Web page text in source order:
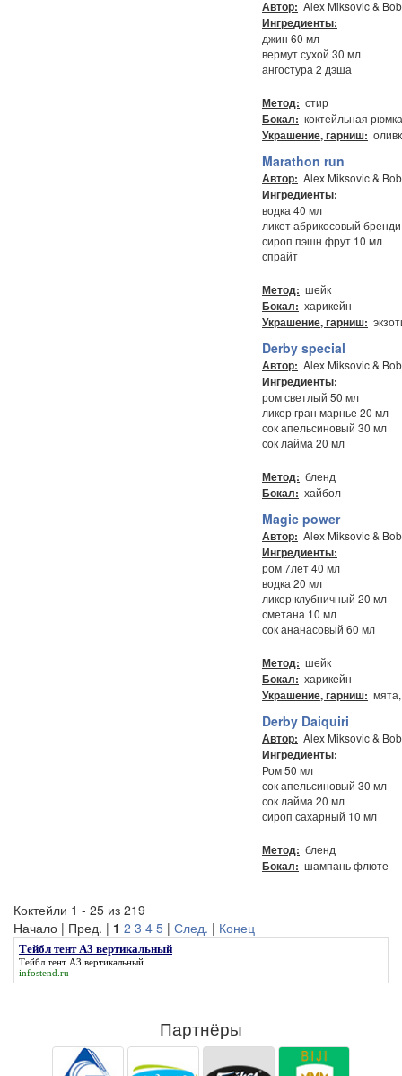
Автор: Alex Miksovic &
Ингредиенты:
джин 60 мл
вермут сухой 30 мл
ангостура 2 дэша
Метод: стир
Бокал: коктейльная рюмка
Украшение, гарниш:
Marathon run
Автор: Alex Miksovic &
Ингредиенты:
водка 40 мл
ликет абрикосовый
сироп пэшн фрут 10 мл
спрайт
Метод: шейк
Бокал: харикейн
Украшение, гарниш:
Derby special
Автор: Alex Miksovic &
Ингредиенты:
ром светлый 50 мл
ликер гран марнье 20 мл
сок апельсиновый 30 мл
сок лайма 20 мл
Метод: бленд
Бокал: хайбол
Magic power
Автор: Alex Miksovic &
Ингредиенты:
ром 7лет 40 мл
водка 20 мл
ликер клубничный 20 мл
сметана 10 мл
сок ананасовый 60 мл
Метод: шейк
Бокал: харикейн
Украшение, гарниш:
Derby Daiquiri
Автор: Alex Miksovic &
Ингредиенты:
Ром 50 мл
сок апельсиновый 30 мл
сок лайма 20 мл
сироп сахарный 10 мл
Метод: бленд
Бокал: шампань флюте
Коктейли 1 - 25 из 219
Начало | Пред. | 1 2 3 4 5 | След. | Конец
Тейбл тент А3 вертикальный
Тейбл тент А3 вертикальный
infostend.ru
Партнёры